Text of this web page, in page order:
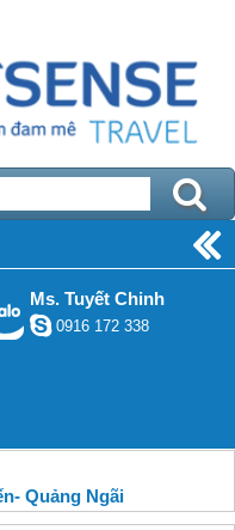
Ms. Tuyết Chinh
0916 172 338
Quảng Ngãi